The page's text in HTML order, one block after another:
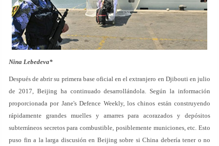
Nina Lebedeva*
Después de abrir su primera base oficial en el extranjero en Djibouti en julio
de 2017, Beijing ha continuado desarrollándola. Según la información
proporcionada por Jane's Defence Weekly, los chinos están construyendo
rápidamente grandes muelles y amarres para acorazados y depósitos
subterráneos secretos para combustible, posiblemente municiones, etc. Esto
puso fin a la larga discusión en Beijing sobre si China debería tener o no